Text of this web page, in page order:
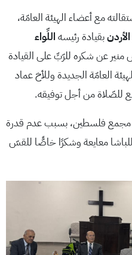
مع أعضاء الهيئة العامّة،
بقيادة رئيسه اللِّواء
عن شكره للرّبِّ على القيادة
العامّة الجديدة وللأخ عماد
للصّلاة من أجل توفيقه.
مجمع فلسطين، بسبب عدم قدرة
معايعة وشكرًا خاصًّا للقسّ